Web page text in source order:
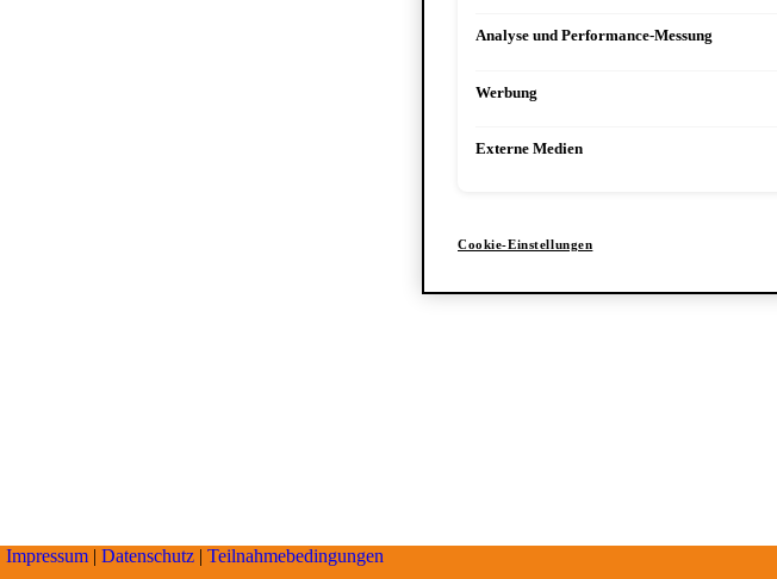
Impressum | Datenschutz | Teilnahmebedingungen
Analyse und Performance-Messung
Werbung
Externe Medien
Cookie-Einstellungen